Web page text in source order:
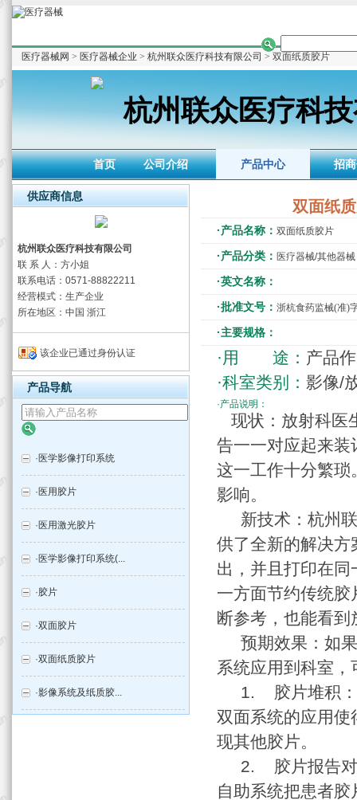
医疗器械网 > 医疗器械企业 > 杭州联众医疗科技有限公司 > 双面纸质胶片
杭州联众医疗科
首页 公司介绍 产品中心 招
双面纸
·产品名称： 双面纸质胶片
·产品分类： 医疗器械/其他器械
·英文名称：
·批准文号： 浙杭食药监械(准)
·主要规格：
·用 途： 产品
·科室类别： 影像/
·产品说明：
现状：放射科医
告一一对应起来装
这一工作十分繁琐
影响。
新技术：杭州联
供了全新的解决方
出，并且打印在
一方面节约传统
断参考，也能看
预期效果：如果
系统应用到科室
1. 胶片堆积：
双面系统的应用使
现其他胶片。
2. 胶片报告对
自助系统把患者
供应商信息
杭州联众医疗科技有限公司
联 系 人：方小姐
联系电话：0571-88822211
经营模式：生产企业
所在地区：中国 浙江
该企业已通过身份认证
产品导航
· 医学影像打印系统
· 医用胶片
· 医用激光胶片
· 医学影像打印系统(...
·胶片
·双面胶片
·双面纸质胶片
·影像系统及纸质胶...